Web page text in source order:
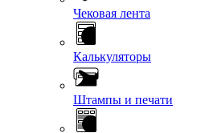
Чековая лента
Калькуляторы
Штампы и печати